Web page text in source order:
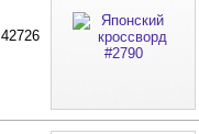
42726